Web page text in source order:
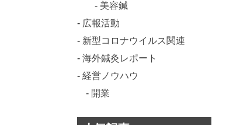
美容鍼
広報活動
新型コロナウイルス関連
海外鍼灸レポート
経営ノウハウ
開業